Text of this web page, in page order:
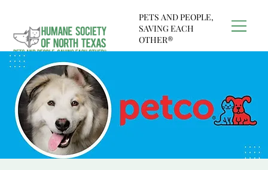
PETS AND PEOPLE,
SAVING EACH
OTHER®